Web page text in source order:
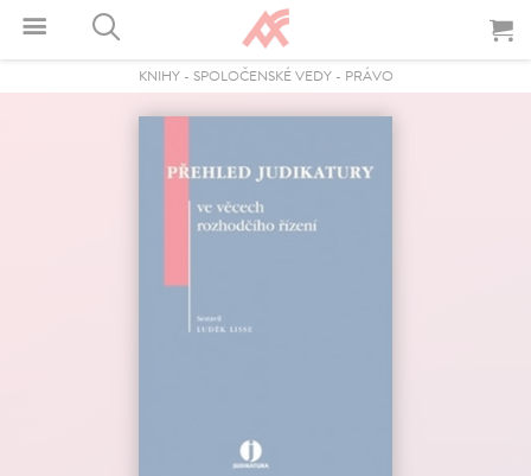
KNIHY- SPOLOČENSKÉ VEDY- PRÁVO